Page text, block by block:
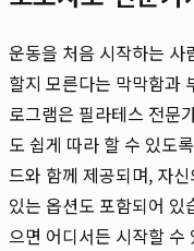
운동을 처음 시작하는
할지 모른다는 막막함과
로그램은 필라테스 전문
도 쉽게 따라 할 수 있도
드와 함께 제공되며, 자
있는 옵션도 포함되어 있
으면 어디서든 시작할 수